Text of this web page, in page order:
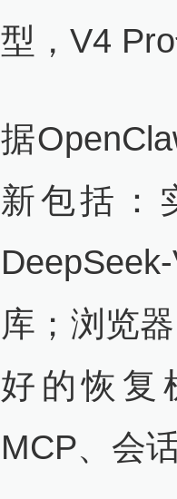
型，V4
据
新包括：
库；浏览
好的恢复
MCP、会